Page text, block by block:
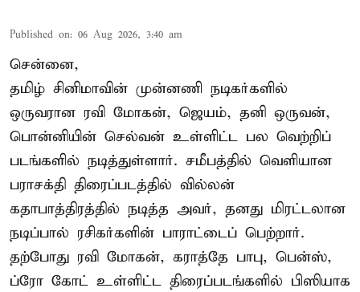
Published on: 06 Aug 2026, 3:40 am
சென்னை,
தமிழ் சினிமாவின் முன்னணி நடிகர்களில்
ஒருவரான ரவி மோகன், ஜெயம், தனி ஒருவன்,
பொன்னியின் செல்வன் உள்ளிட்ட பல வெற்றிப்
படங்களில் நடித்துள்ளார். சமீபத்தில் வெளியான
பராசக்தி திரைப்படத்தில் வில்லன்
கதாபாத்திரத்தில் நடித்த அவர், தனது மிரட்டலான
நடிப்பால் ரசிகர்களின் பாராட்டைப் பெற்றார்.
தற்போது ரவி மோகன், கராத்தே பாபு, பென்ஸ்,
ப்ரோ கோட் உள்ளிட்ட திரைப்படங்களில் பிஸியாக